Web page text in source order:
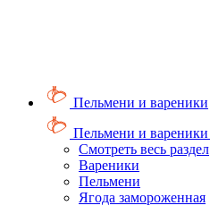
Пельмени и вареники
Пельмени и вареники
Смотреть весь раздел
Вареники
Пельмени
Ягода замороженная